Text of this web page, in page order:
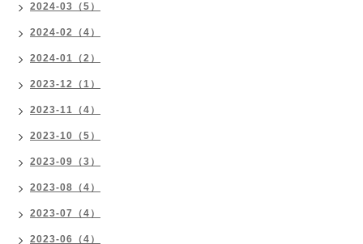
2024-03（5）
2024-02（4）
2024-01（2）
2023-12（1）
2023-11（4）
2023-10（5）
2023-09（3）
2023-08（4）
2023-07（4）
2023-06（4）